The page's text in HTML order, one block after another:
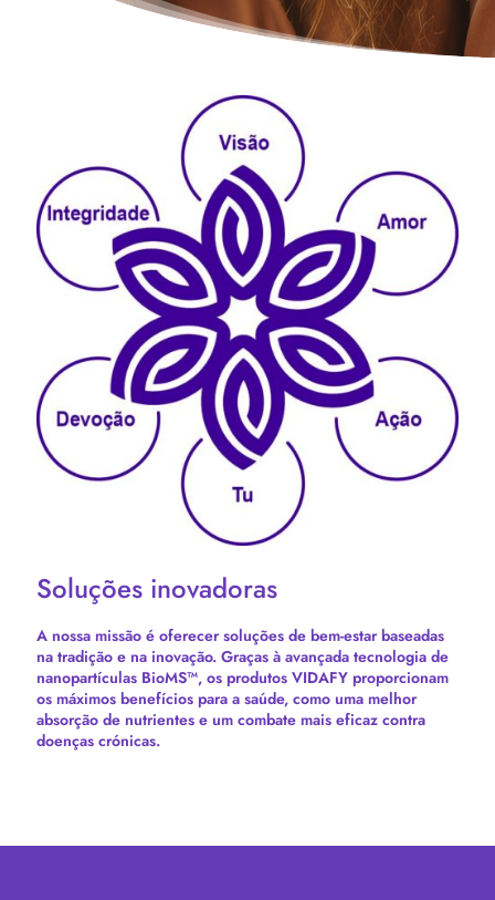
Soluções inovadoras
A nossa missão é oferecer soluções de bem-estar baseadas
na tradição e na inovação. Graças à avançada tecnologia de
nanopartículas BioMS™, os produtos VIDAFY proporcionam
os máximos benefícios para a saúde, como uma melhor
absorção de nutrientes e um combate mais eficaz contra
doenças crónicas.